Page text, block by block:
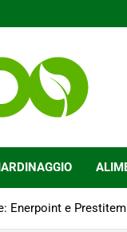
Enerpoint e